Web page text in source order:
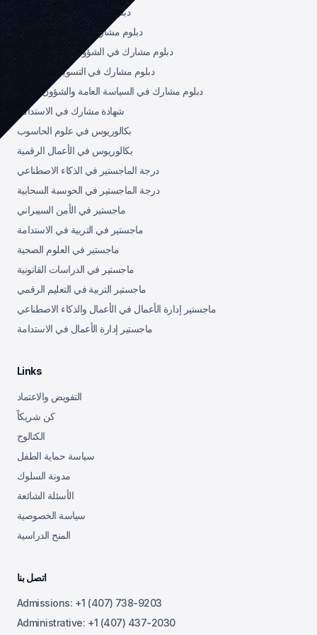
دبلوم مشارك في إدارة الصحة
دبلوم مشارك في الموارد البشرية
دبلوم مشارك في الشؤون القانونية الدولية
دبلوم مشارك في التسويق والمبيعات
دبلوم مشارك في السياسة العامة والشؤون العامة
شهادة مشارك في الاستدامة
بكالوريوس في علوم الحاسوب
بكالوريوس في الأعمال الرقمية
درجة الماجستير في الذكاء الاصطناعي
درجة الماجستير في الحوسبة السحابية
ماجستير في الأمن السيبراني
ماجستير في التربية في الاستدامة
ماجستير في العلوم الصحية
ماجستير في الدراسات القانونية
ماجستير التربية في التعليم الرقمي
ماجستير إدارة الأعمال في الأعمال والذكاء الاصطناعي
ماجستير إدارة الأعمال في الاستدامة
Links
التفويض والاعتماد
كن شريكاً
الكتالوج
سياسة حماية الطفل
مدونة السلوك
الأسئلة الشائعة
سياسة الخصوصية
المنح الدراسية
اتصل بنا
Admissions: +1 (407) 738-9203
Administrative: +1 (407) 437-2030